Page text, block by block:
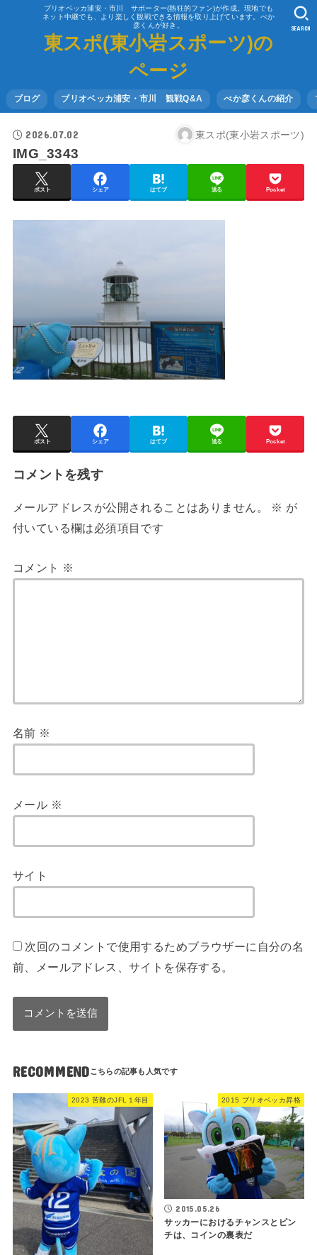
ブリオベッカ浦安・市川 サポーター(熱狂的ファン)が作成。現地でも
ネット中継でも、より楽しく観戦できる情報を取り上げています。べか
彦くんが好き。
東スポ(東小岩スポーツ)の
ページ
ブログ ブリオベッカ浦安・市川 観戦Q&A べか彦くんの紹介
SEARCH
2026.07.02 東スポ(東小岩スポーツ)
IMG_3343
ポスト シェア はてブ 送る Pocket
ポスト シェア はてブ 送る Pocket
コメントを残す
メールアドレスが公開されることはありません。 ※ が
付いている欄は必須項目です
コメント ※
名前 ※
メール ※
サイト
次回のコメントで使用するためブラウザーに自分の名
前、メールアドレス、サイトを保存する。
RECOMMEND
2023 苦難のJFL１年目 2015 ブリオベッカ昇格
2015.05.26
サッカーにおけるチャンスとピン
チは、コインの裏表だ